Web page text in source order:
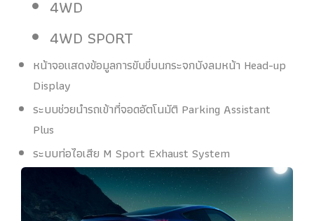
4WD
4WD SPORT
หน้าจอแสดงข้อมูลการขับขี่บนกระจกบังลมหน้า Head-up
Display
ระบบช่วยนำรถเข้าที่จอดอัตโนมัติ Parking Assistant
Plus
ระบบท่อไอเสีย M Sport Exhaust System